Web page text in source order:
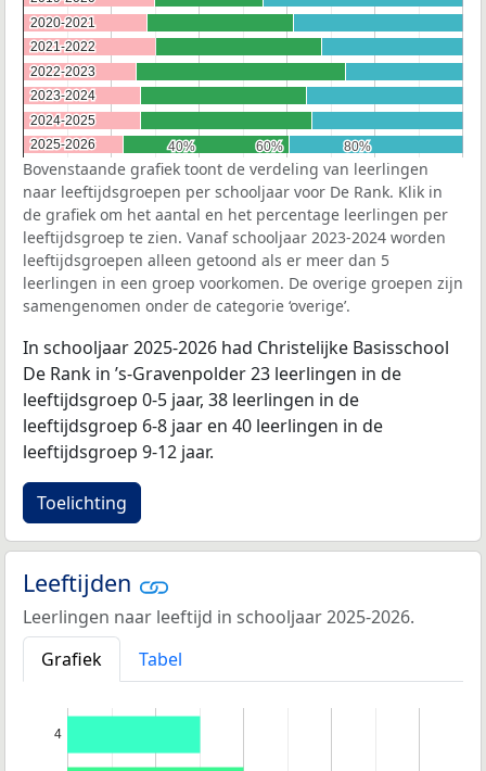
40%
40% 60%
60% 80%
80%
2020-2021
2020-2021
2021-2022
2021-2022
2022-2023
2022-2023
2023-2024
2023-2024
2024-2025
2024-2025
2025-2026
2025-2026
Bovenstaande grafiek toont de verdeling van leerlingen
naar leeftijdsgroepen per schooljaar voor De Rank. Klik in
de grafiek om het aantal en het percentage leerlingen per
leeftijdsgroep te zien. Vanaf schooljaar 2023-2024 worden
leeftijdsgroepen alleen getoond als er meer dan 5
leerlingen in een groep voorkomen. De overige groepen zijn
samengenomen onder de categorie ‘overige’.
In schooljaar 2025-2026 had Christelijke Basisschool
De Rank in ’s-Gravenpolder 23 leerlingen in de
leeftijdsgroep 0-5 jaar, 38 leerlingen in de
leeftijdsgroep 6-8 jaar en 40 leerlingen in de
leeftijdsgroep 9-12 jaar.
Toelichting
Leeftijden
Leerlingen naar leeftijd in schooljaar 2025-2026.
Grafiek
Tabel
4